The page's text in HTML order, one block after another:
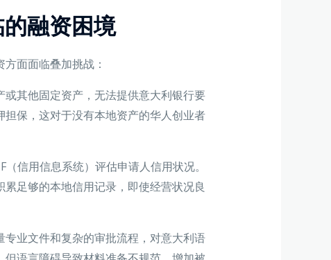
融资困境
面面临叠加挑战：
其他固定资产，无法提供意大利银行要
保，这对于没有本地资产的华人创业者
信用信息系统）评估申请人信用状况。
足够的本地信用记录，即使经营状况良
业文件和复杂的审批流程，对意大利语